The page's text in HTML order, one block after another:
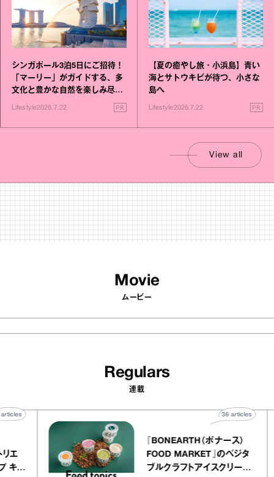
シンガポール3泊5日にご招待！
「マーリー」がガイドする、多
文化と豊かな自然を楽しみ尽く
Lifestyle2026.7.22 PR
【夏の癒やし旅・小浜島】青い
海とサトウキビが待つ、小さな
島へ
Lifestyle2026.7.22 PR
View all
Movie
ムービー
Regulars
連載
ー アトリエ
クレープ キャ
『BONEARTH（ボナース
FOOD MARKET』のベ
ブルクラフトアイスクリ